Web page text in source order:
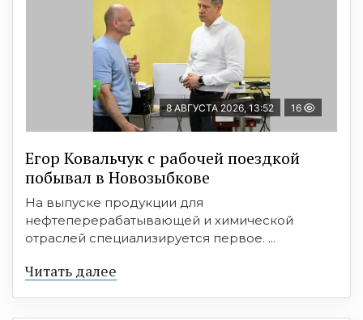
8 АВГУСТА 2026, 13:52 16
Егор Ковальчук с рабочей поездкой
побывал в Новозыбкове
На выпуске продукции для
нефтеперерабатывающей и химической
отраслей специализируется первое. ...
Читать далее